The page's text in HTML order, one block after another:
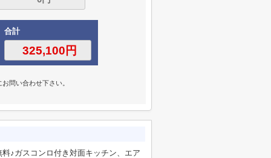
合計
問い合わせ下さい。
♪ガスコンロ付き対面キッチン、エア